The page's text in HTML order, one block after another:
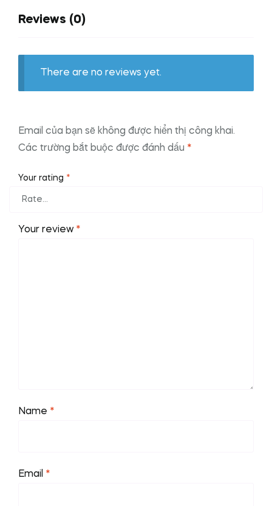
quantity
Reviews (0)
There are no reviews yet.
Email của bạn sẽ không được hiển thị công khai.
Các trường bắt buộc được đánh dấu *
Your rating *
Your review *
Name *
Email *